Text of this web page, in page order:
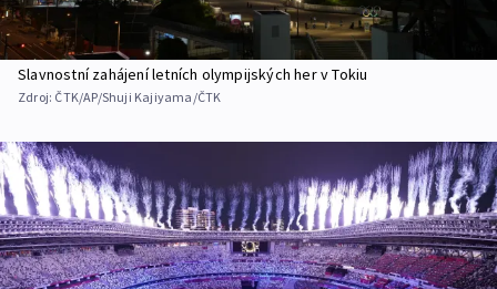
Slavnostní zahájení letních olympijských her v Tokiu
Zdroj: ČTK/AP/Shuji Kajiyama/ČTK